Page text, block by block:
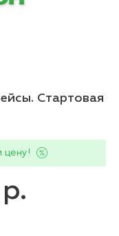
Стартовая
цену!